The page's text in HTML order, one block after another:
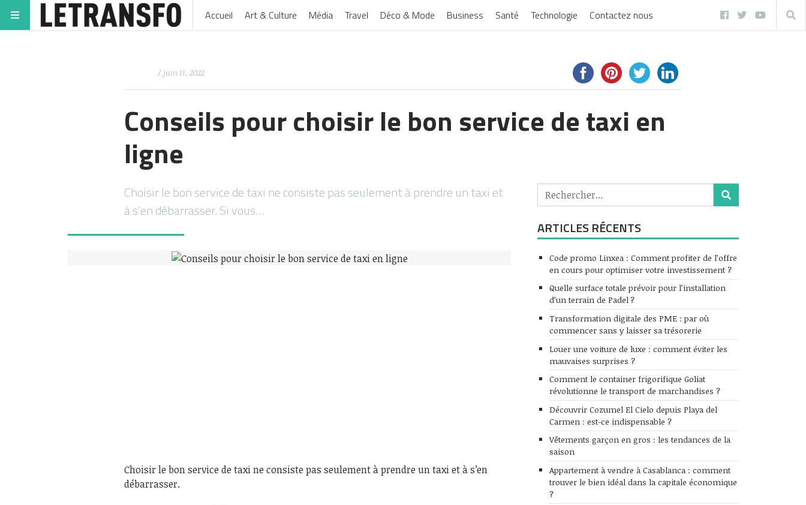
Accueil Art & Culture Média Travel Déco & Mode Business Santé Technologie Contactez nous
/ juin 11, 2022
Conseils pour choisir le bon service de taxi en
ligne
Choisir le bon service de taxi ne consiste pas seulement à prendre un taxi et
à s’en débarrasser. Si vous…
Choisir le bon service de taxi ne consiste pas seulement à prendre un taxi et à s’en
débarrasser.
ARTICLES RÉCENTS
Code promo Linxea : Comment profiter de l’offre
en cours pour optimiser votre investissement ?
Quelle surface totale prévoir pour l’installation
d’un terrain de Padel ?
Transformation digitale des PME : par où
commencer sans y laisser sa trésorerie
Louer une voiture de luxe : comment éviter les
mauvaises surprises ?
Comment le container frigorifique Goliat
révolutionne le transport de marchandises ?
Découvrir Cozumel El Cielo depuis Playa del
Carmen : est-ce indispensable ?
Vêtements garçon en gros : les tendances de la
saison
Appartement à vendre à Casablanca : comment
trouver le bien idéal dans la capitale économique
?